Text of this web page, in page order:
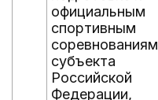
официальным
спортивным
соревнованиям
субъекта
Российской
Федерации,